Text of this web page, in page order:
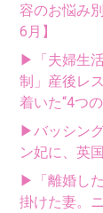
容のお悩み
6月】
▶「夫婦生
制」産後レ
着いた“4つ
▶バッシン
ン妃に、英
▶「離婚し
掛けた妻。